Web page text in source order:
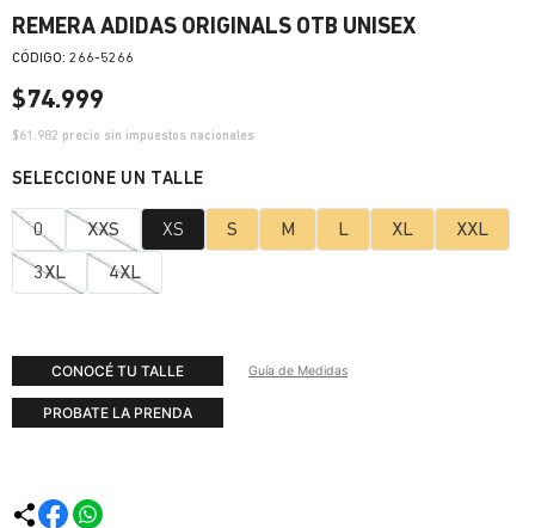
REMERA ADIDAS ORIGINALS OTB UNISEX
: 266-5266
$74.999
$61.982 precio sin impuestos nacionales
0 XXS XS S M L XL XXL
3XL 4XL
CONOCÉ TU TALLE Guía de Medidas
PROBATE LA PRENDA